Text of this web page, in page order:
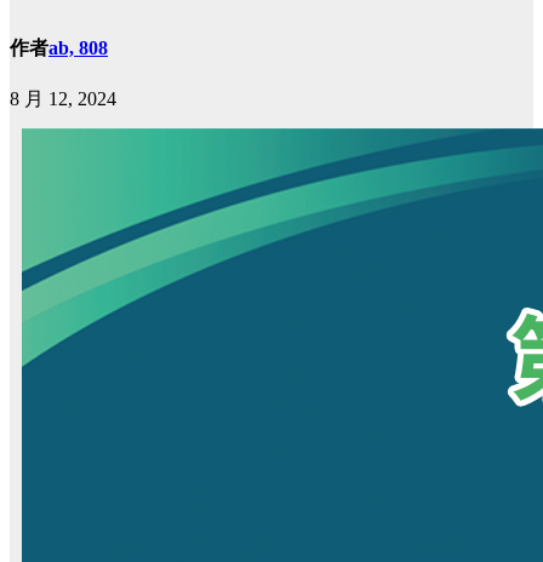
作者ab, 808
8 月 12, 2024